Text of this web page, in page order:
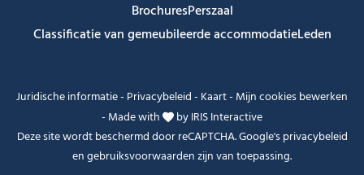
BrochuresPerszaal
Classificatie van gemeubileerde accommodatieLeden
Juridische informatie- Privacybeleid- Kaart- Mijn cookies bewerken
- Made with byIRIS Interactive
Deze site wordt beschermd door reCAPTCHA. Google'sprivacybeleid
engebruiksvoorwaardenzijn van toepassing.